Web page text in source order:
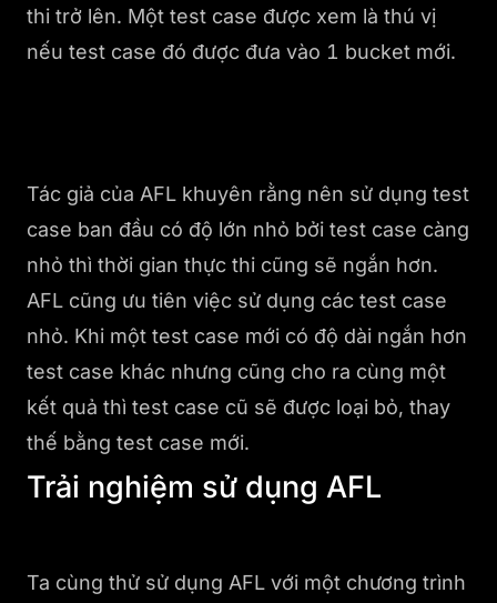
thi trở lên. Một test case được xem là thú vị
nếu test case đó được đưa vào 1 bucket mới.
Tác giả của AFL khuyên rằng nên sử dụng test
case ban đầu có độ lớn nhỏ bởi test case càng
nhỏ thì thời gian thực thi cũng sẽ ngắn hơn.
AFL cũng ưu tiên việc sử dụng các test case
nhỏ. Khi một test case mới có độ dài ngắn hơn
test case khác nhưng cũng cho ra cùng một
kết quả thì test case cũ sẽ được loại bỏ, thay
thế bằng test case mới.
Trải nghiệm sử dụng AFL
Ta cùng thử sử dụng AFL với một chương trình